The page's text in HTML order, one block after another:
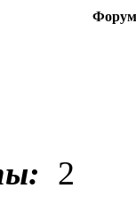
Форум
2